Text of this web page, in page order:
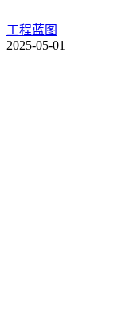
工程蓝图
2025-05-01